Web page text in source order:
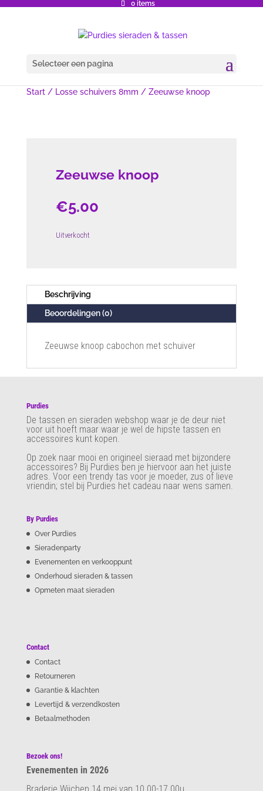
0 items
Selecteer een pagina
Start/ Losse schuivers 8mm / Zeeuwse knoop
Zeeuwse knoop
€5.00
Uitverkocht
Beschrijving
Beoordelingen (0)
Zeeuwse knoop cabochon met schuiver
Purdies
De tassen en sieraden webshop waar je de deur niet
voor uit hoeft maar waar je wel de hipste tassen en
accessoires kunt kopen.
Op zoek naar mooi en origineel sieraad met bijzondere
accessoires? Bij Purdies ben je hiervoor aan het juiste
adres. Voor een trendy tas voor je moeder, zus of lieve
vriendin; stel bij Purdies het cadeau naar wens samen.
By Purdies
Over Purdies
Sieradenparty
Evenementen en verkooppunt
Onderhoud sieraden & tassen
Opmeten maat sieraden
Contact
Contact
Retourneren
Garantie & klachten
Levertijd & verzendkosten
Betaalmethoden
Bezoek ons!
Evenementen in 2026
Braderie Wijchen 14 mei van 10.00-17.00u